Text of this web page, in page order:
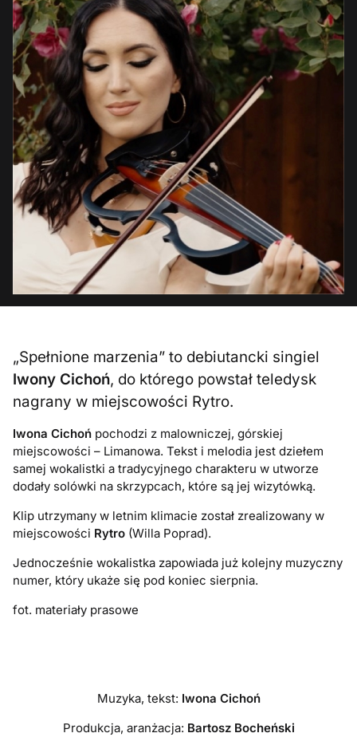
„Spełnione marzenia” to debiutancki singiel
Iwony Cichoń, do którego powstał teledysk
nagrany w miejscowości Rytro.
Iwona Cichoń pochodzi z malowniczej, górskiej
miejscowości – Limanowa. Tekst i melodia jest dziełem
samej wokalistki a tradycyjnego charakteru w utworze
dodały solówki na skrzypcach, które są jej wizytówką.
Klip utrzymany w letnim klimacie został zrealizowany w
miejscowości Rytro (Willa Poprad).
Jednocześnie wokalistka zapowiada już kolejny muzyczny
numer, który ukaże się pod koniec sierpnia.
fot. materiały prasowe
Muzyka, tekst: Iwona Cichoń
Produkcja, aranżacja: Bartosz Bocheński